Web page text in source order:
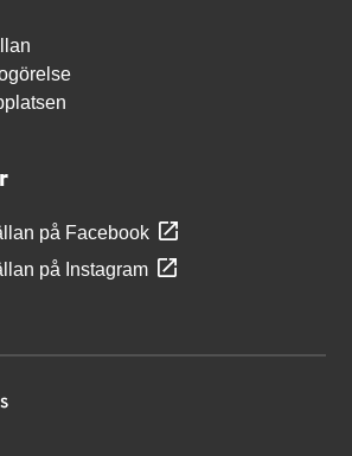
på Facebook
på Instagram